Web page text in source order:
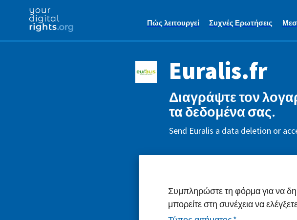
Πώς λειτουργεί Συχνές Ερωτήσεις
Euralis.fr
Διαγράψτε τον
τα δεδομένα σας.
Send Euralis a data deletion or
Συμπληρώστε τη φόρμα για να
μπορείτε στη συνέχεια να